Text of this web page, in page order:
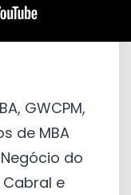
GWCPM,
de MBA
do
Cabral e